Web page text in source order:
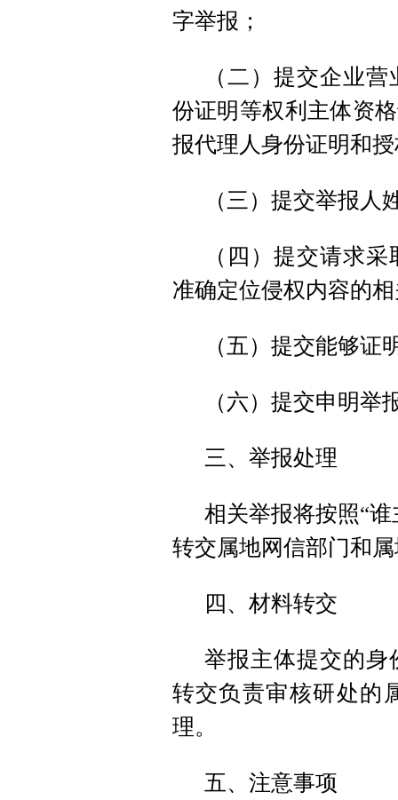
字举报；
（二）提交企业
份证明等权利主体资
报代理人身份证明和
（三）提交举报人
（四）提交请求
准确定位侵权内容的
（五）提交能够证
（六）提交申明举
三、举报处理
相关举报将按照“
转交属地网信部门和
四、材料转交
举报主体提交的身
转交负责审核研处的
理。
五、注意事项